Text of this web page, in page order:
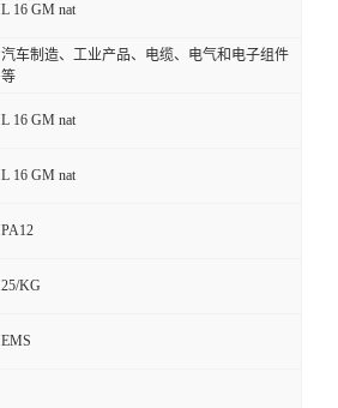
L 16 GM nat
汽车制造、工业产品、电缆、电气和电子组件
等
L 16 GM nat
L 16 GM nat
PA12
25/KG
EMS